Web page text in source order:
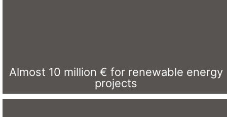
Almost 10 million € for renewable energy
projects